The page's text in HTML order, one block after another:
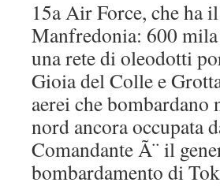
15a Air Force, che ha
Manfredonia: 600
una rete di oleodotti
Gioia del Colle e
aerei che
nord ancora occupata
Comandante Ã¨ il
bombardamento di